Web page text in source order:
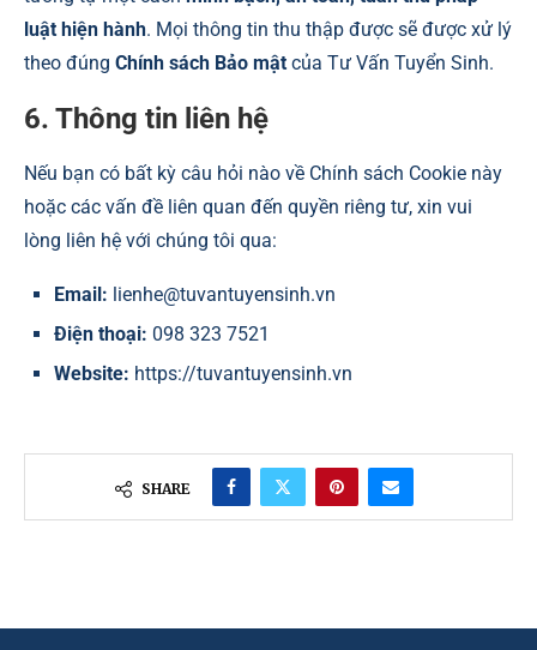
luật hiện hành. Mọi thông tin thu thập được sẽ được xử lý
theo đúng Chính sách Bảo mật của Tư Vấn Tuyển Sinh.
6. Thông tin liên hệ
Nếu bạn có bất kỳ câu hỏi nào về Chính sách Cookie này
hoặc các vấn đề liên quan đến quyền riêng tư, xin vui
lòng liên hệ với chúng tôi qua:
Email: lienhe@tuvantuyensinh.vn
Điện thoại: 098 323 7521
Website: https://tuvantuyensinh.vn
SHARE